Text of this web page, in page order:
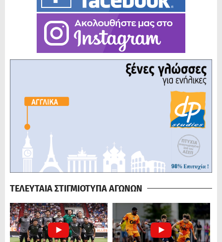
ΤΕΛΕΥΤΑΙΑ ΣΤΙΓΜΙΟΤΥΠΑ ΑΓΩΝΩΝ